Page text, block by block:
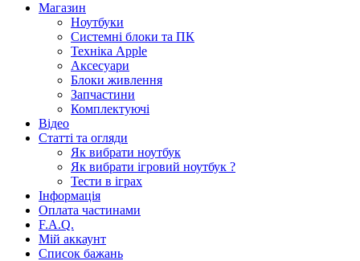
Магазин
Ноутбуки
Системні блоки та ПК
Техніка Apple
Аксесуари
Блоки живлення
Запчастини
Комплектуючі
Відео
Статті та огляди
Як вибрати ноутбук
Як вибрати ігровий ноутбук ?
Тести в іграх
Інформація
Оплата частинами
F.A.Q.
Мій аккаунт
Список бажань